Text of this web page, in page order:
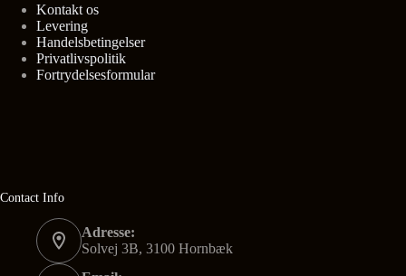
Kontakt os
Levering
Handelsbetingelser
Privatlivspolitik
Fortrydelsesformular
Contact Info
Adresse:
Solvej 3B, 3100 Hornbæk